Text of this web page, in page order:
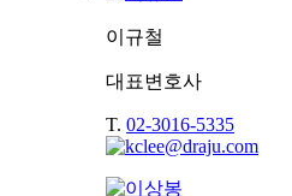
이규철
대표변호사
T. 02-3016-5335